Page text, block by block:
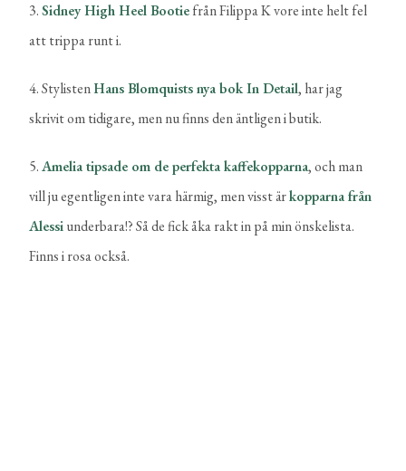
3.Sidney High Heel Bootiefrån Filippa K vore inte helt fel
att trippa runt i.
4. StylistenHans Blomquists nya bok In Detail, har jag
skrivit om tidigare, men nu finns den äntligen i butik.
5.Amelia tipsade om de perfekta kaffekopparna, och man
vill ju egentligen inte vara härmig, men visst ärkopparna från
Alessiunderbara!? Så de fick åka rakt in på min önskelista.
Finns i rosa också.